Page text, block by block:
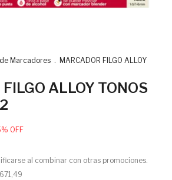
Marcadores . MARCADOR FILGO ALLOY
ALLOY TONOS
% OFF
al combinar con otras promociones.